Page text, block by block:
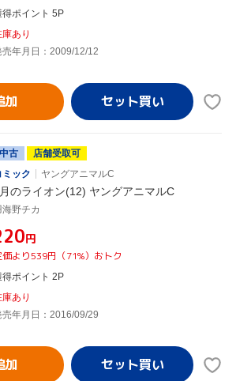
得ポイント 5P
庫あり
売年月日：2009/12/12
加
中古
店舗受取可
ミック
ヤングアニマルC
のライオン(12) ヤングアニマルC
海野チカ
円
価より539円（71%）おトク
得ポイント 2P
庫あり
売年月日：2016/09/29
加